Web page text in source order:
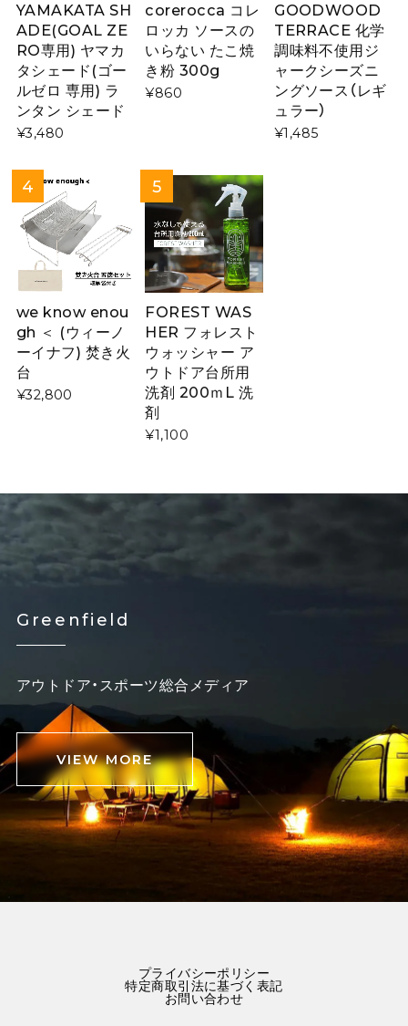
YAMAKATA SH
ADE(GOAL ZE
RO専用) ヤマカ
タシェード(ゴー
ルゼロ 専用) ラ
ンタン シェード
¥3,480
corerocca コレ
ロッカ ソースの
いらない たこ焼
き粉 300g
¥860
GOODWOOD
TERRACE 化学
調味料不使用ジ
ャークシーズニ
ングソース（レギ
ュラー）
¥1,485
we know enou
gh ＜ (ウィーノ
ーイナフ) 焚き火
台
¥32,800
FOREST WAS
HER フォレスト
ウォッシャー ア
ウトドア台所用
洗剤 200ｍL 洗
剤
¥1,100
Greenfield
アウトドア・スポーツ総合メディア
VIEW MORE
プライバシーポリシー
特定商取引法に基づく表記
お問い合わせ